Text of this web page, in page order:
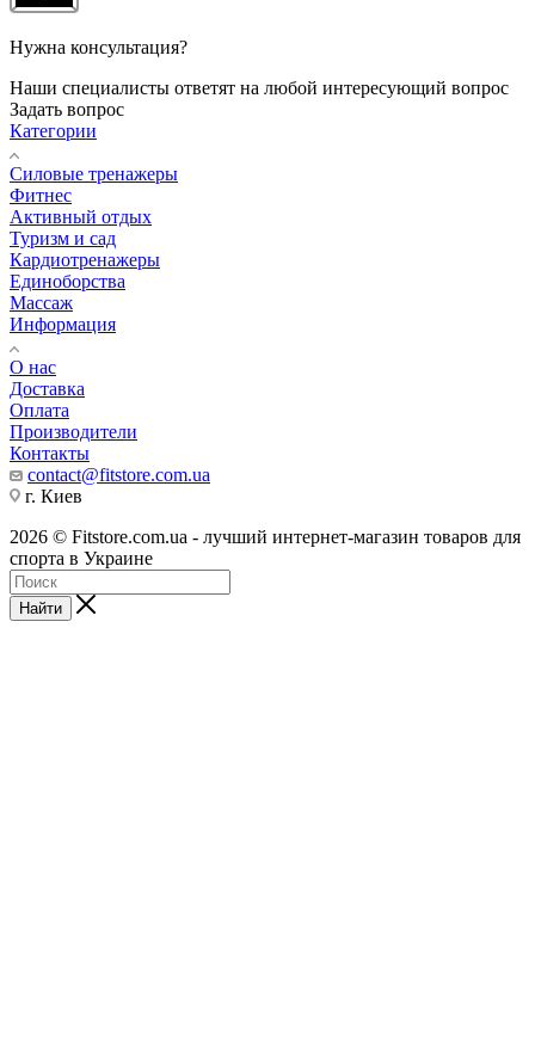
Нужна консультация?
Наши специалисты ответят на любой интересующий вопрос
Задать вопрос
Категории
Силовые тренажеры
Фитнес
Активный отдых
Туризм и сад
Кардиотренажеры
Единоборства
Массаж
Информация
О нас
Доставка
Оплата
Производители
Контакты
contact@fitstore.com.ua
г. Киев
2026 © Fitstore.com.ua - лучший интернет-магазин товаров для
спорта в Украине
Найти